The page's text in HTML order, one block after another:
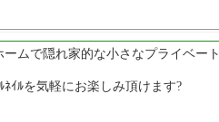
ムで隠れ家的な小さなプライベート
ｲﾙを気軽にお楽しみ頂けます?